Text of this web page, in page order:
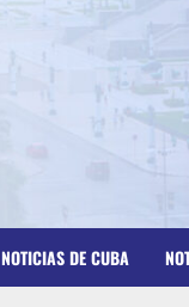
NOTICIAS DE CUBA